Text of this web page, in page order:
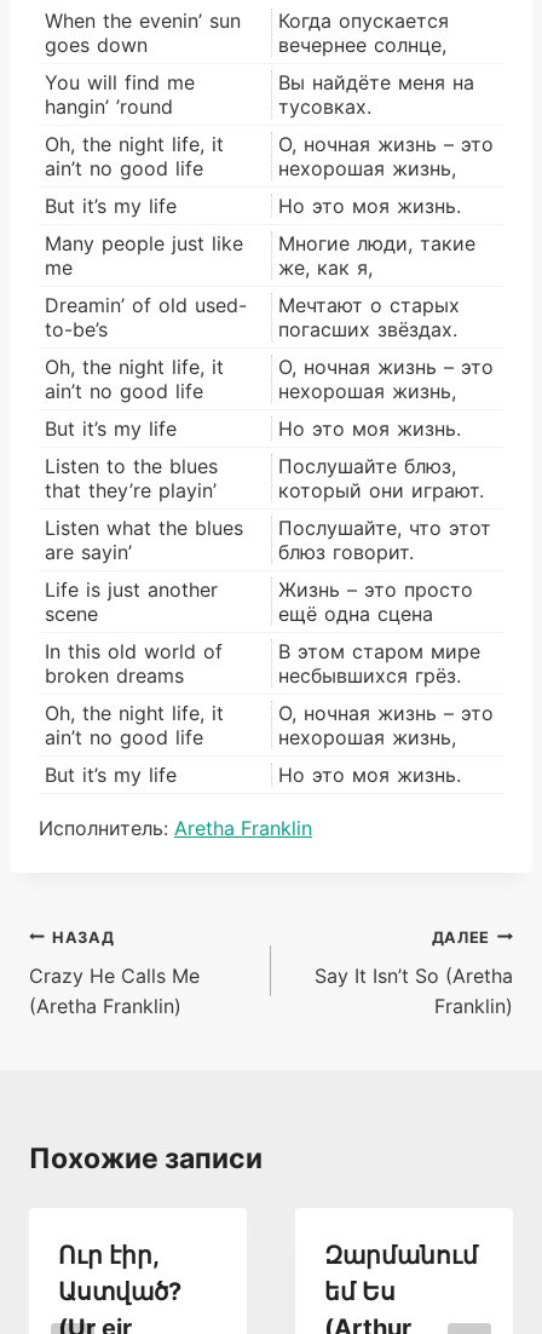
When the evenin’ sun
goes down
Когда опускается
вечернее солнце,
You will find me
hangin’ ’round
Вы найдёте меня на
тусовках.
Oh, the night life, it
ain’t no good life
О, ночная жизнь – это
нехорошая жизнь,
But it’s my life
Но это моя жизнь.
Many people just like
me
Многие люди, такие
же, как я,
Dreamin’ of old used-
to-be’s
Мечтают о старых
погасших звёздах.
Oh, the night life, it
ain’t no good life
О, ночная жизнь – это
нехорошая жизнь,
But it’s my life
Но это моя жизнь.
Listen to the blues
that they’re playin’
Послушайте блюз,
который они играют.
Listen what the blues
are sayin’
Послушайте, что этот
блюз говорит.
Life is just another
scene
Жизнь – это просто
ещё одна сцена
In this old world of
broken dreams
В этом старом мире
несбывшихся грёз.
Oh, the night life, it
ain’t no good life
О, ночная жизнь – это
нехорошая жизнь,
But it’s my life
Но это моя жизнь.
Метки
Исполнитель: Aretha Franklin
Навигация
по
записям
НАЗАД
Crazy He Calls Me
(Aretha Franklin)
ДАЛЕЕ
Say It Isn’t So (Aretha
Franklin)
Похожие записи
Ուր էիր,
Աստված?
(Ur eir,
Զարմանում
եմ Ես
(Arthur